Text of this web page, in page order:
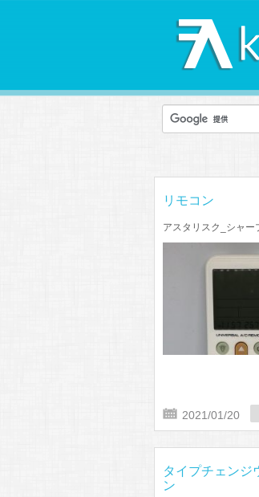
リモコン
アスタリスク_シャー
2021/01/20
タイプチェンジ
ン